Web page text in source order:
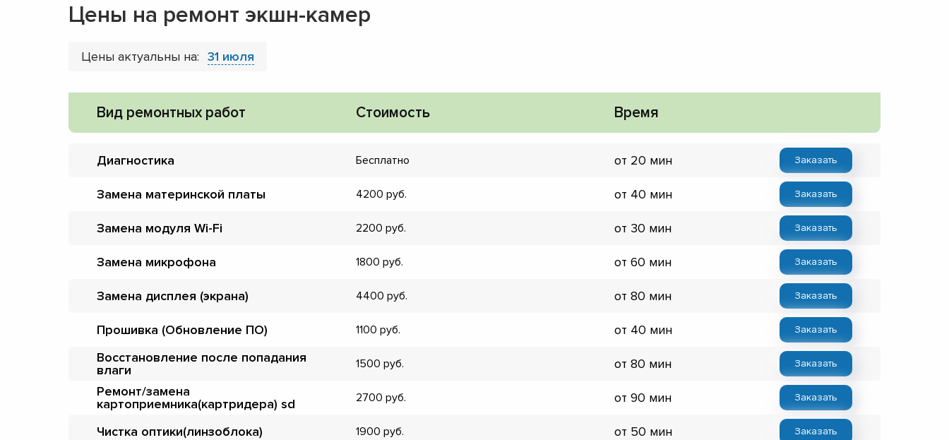
Цены на ремонт экшн-камер
Цены актуальны на: 31 июля
Вид ремонтных работ Стоимость Время
Диагностика Бесплатно от 20 мин Заказать
Замена материнской платы 4200 от 40 мин Заказать
Замена модуля Wi-Fi 2200 от 30 мин Заказать
Замена микрофона 1800 от 60 мин Заказать
Замена дисплея (экрана) 4400 от 80 мин Заказать
Прошивка (Обновление ПО) 1100 от 40 мин Заказать
Восстановление после попадания
влаги
1500 от 80 мин Заказать
Ремонт/замена
картоприемника(картридера) sd
2700 от 90 мин Заказать
Чистка оптики(линзоблока) 1900 от 50 мин Заказать